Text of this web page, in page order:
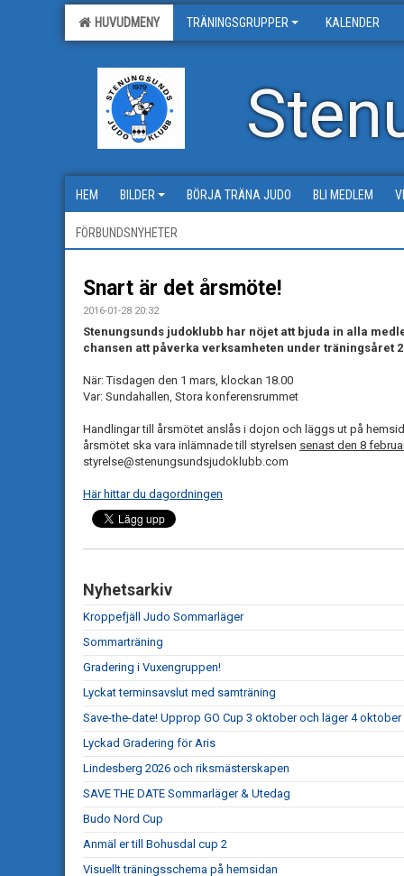
HUVUDMENY TRÄNINGSGRUPPER KALENDER
HEM BILDER BÖRJA TRÄNA JUDO BLI MEDLEM
FÖRBUNDSNYHETER
Snart är det årsmöte!
2016-01-28 20:32
Stenungsunds judoklubb har nöjet att bjuda in alla
chansen att påverka verksamheten under träningsåret
När: Tisdagen den 1 mars, klockan 18.00
Var: Sundahallen, Stora konferensrummet
Handlingar till årsmötet anslås i dojon och läggs ut på
årsmötet ska vara inlämnade till styrelsen senast den 8
styrelse@stenungsundsjudoklubb.com
Här hittar du dagordningen
Nyhetsarkiv
Kroppefjäll Judo Sommarläger
Sommarträning
Gradering i Vuxengruppen!
Lyckat terminsavslut med samträning
Save-the-date! Upprop GO Cup 3 oktober och läger 4 oktober
Lyckad Gradering för Aris
Lindesberg 2026 och riksmästerskapen
SAVE THE DATE Sommarläger & Utedag
Budo Nord Cup
Anmäl er till Bohusdal cup 2
Visuellt träningsschema på hemsidan